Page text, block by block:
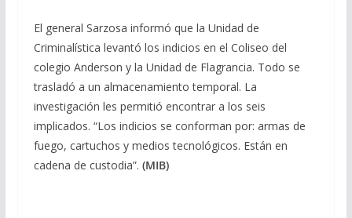
El general Sarzosa informó que la Unidad de
Criminalística levantó los indicios en el Coliseo del
colegio Anderson y la Unidad de Flagrancia. Todo se
trasladó a un almacenamiento temporal. La
investigación les permitió encontrar a los seis
implicados. “Los indicios se conforman por: armas de
fuego, cartuchos y medios tecnológicos. Están en
cadena de custodia”. (MIB)